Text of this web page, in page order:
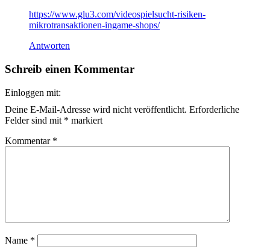
https://www.glu3.com/videospielsucht-risiken-
mikrotransaktionen-ingame-shops/
Antworten
Schreib einen Kommentar
Einloggen mit:
Deine E-Mail-Adresse wird nicht veröffentlicht. Erforderliche
Felder sind mit * markiert
Kommentar *
Name *